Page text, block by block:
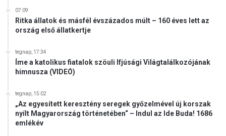
07:09
Ritka állatok és másfél évszázados múlt – 160 éves lett az
ország első állatkertje
tegnap, 17:34
Íme a katolikus fiatalok szöuli Ifjúsági Világtalálkozójának
himnusza (VIDEÓ)
tegnap, 15:02
„Az egyesített keresztény seregek győzelmével új korszak
nyílt Magyarország történetében“ – Indul az Ide Buda! 1686
emlékév